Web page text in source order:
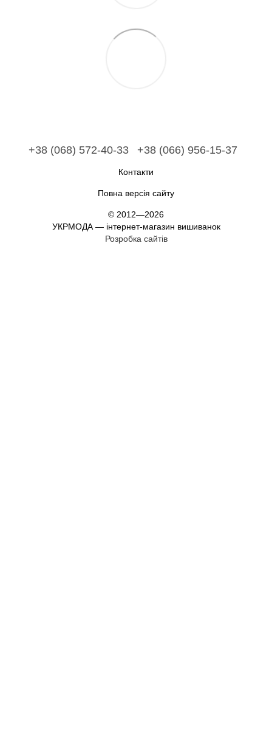
+38 (068) 572-40-33 +38 (066) 956-15-37
Контакти
Повна версія сайту
© 2012—2026
УКРМОДА — інтернет-магазин вишиванок
Розробка сайтів